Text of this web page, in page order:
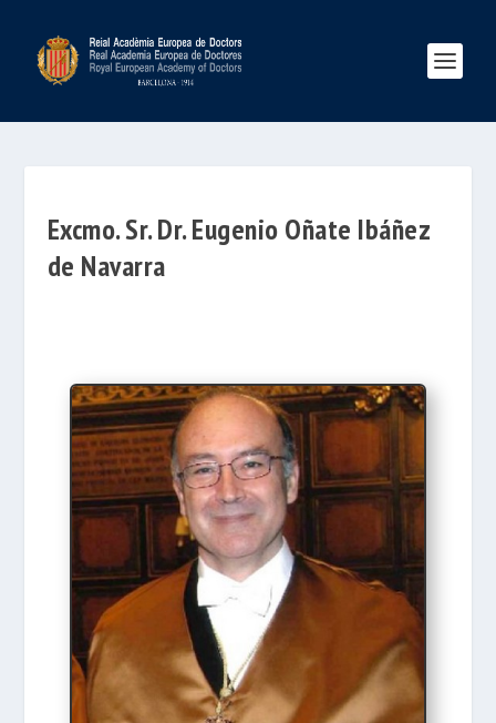
Excmo. Sr. Dr. Eugenio Oñate Ibáñez
de Navarra